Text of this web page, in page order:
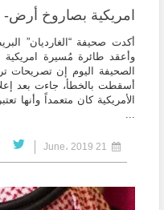
امريكية بصاروخ
أكدت صحيفة “الغارديان”
وأعقد طائرة مُسيرة
الصحيفة اليوم إن
أسقطت بالخطأ، جاءت بعد
الأمريكية كان متعمداً وأنها
...